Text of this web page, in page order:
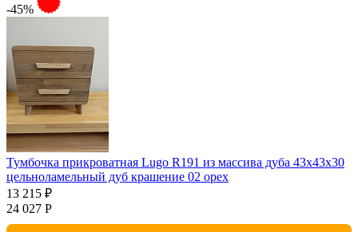
-45%
Тумбочка прикроватная Lugo R191 из массива дуба 43х43х30
цельноламельный дуб крашение 02 орех
13 215 ₽
24 027 Р